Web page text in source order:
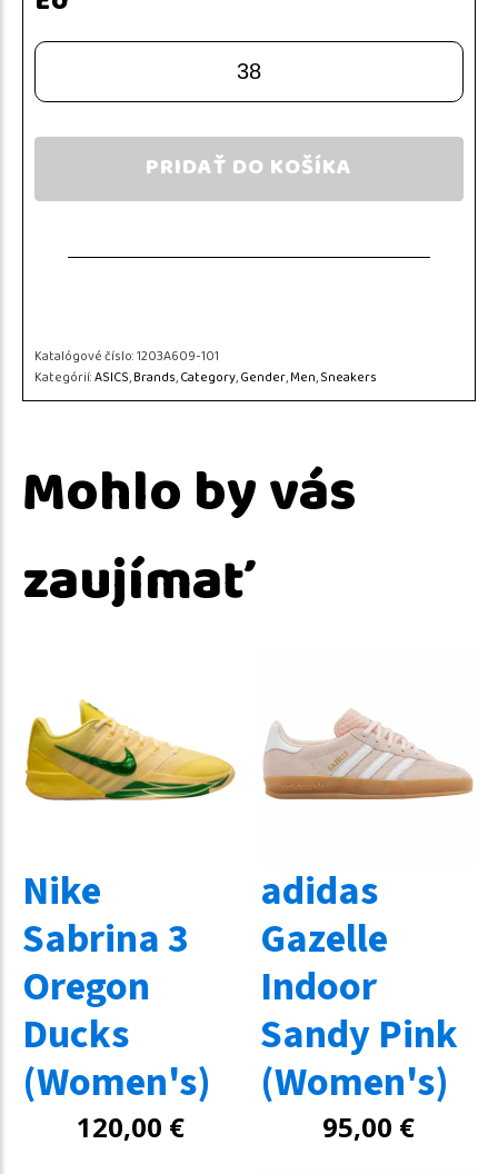
38
PRIDAŤ DO KOŠÍKA
Katalógové číslo:1203A609-101
Kategórií:ASICS,Brands,Category,Gender,Men,Sneakers
Mohlo by vás
zaujímať
Nike
Sabrina 3
Oregon
Ducks
(Women's)
120,00 €
adidas
Gazelle
Indoor
Sandy Pink
(Women's)
95,00 €